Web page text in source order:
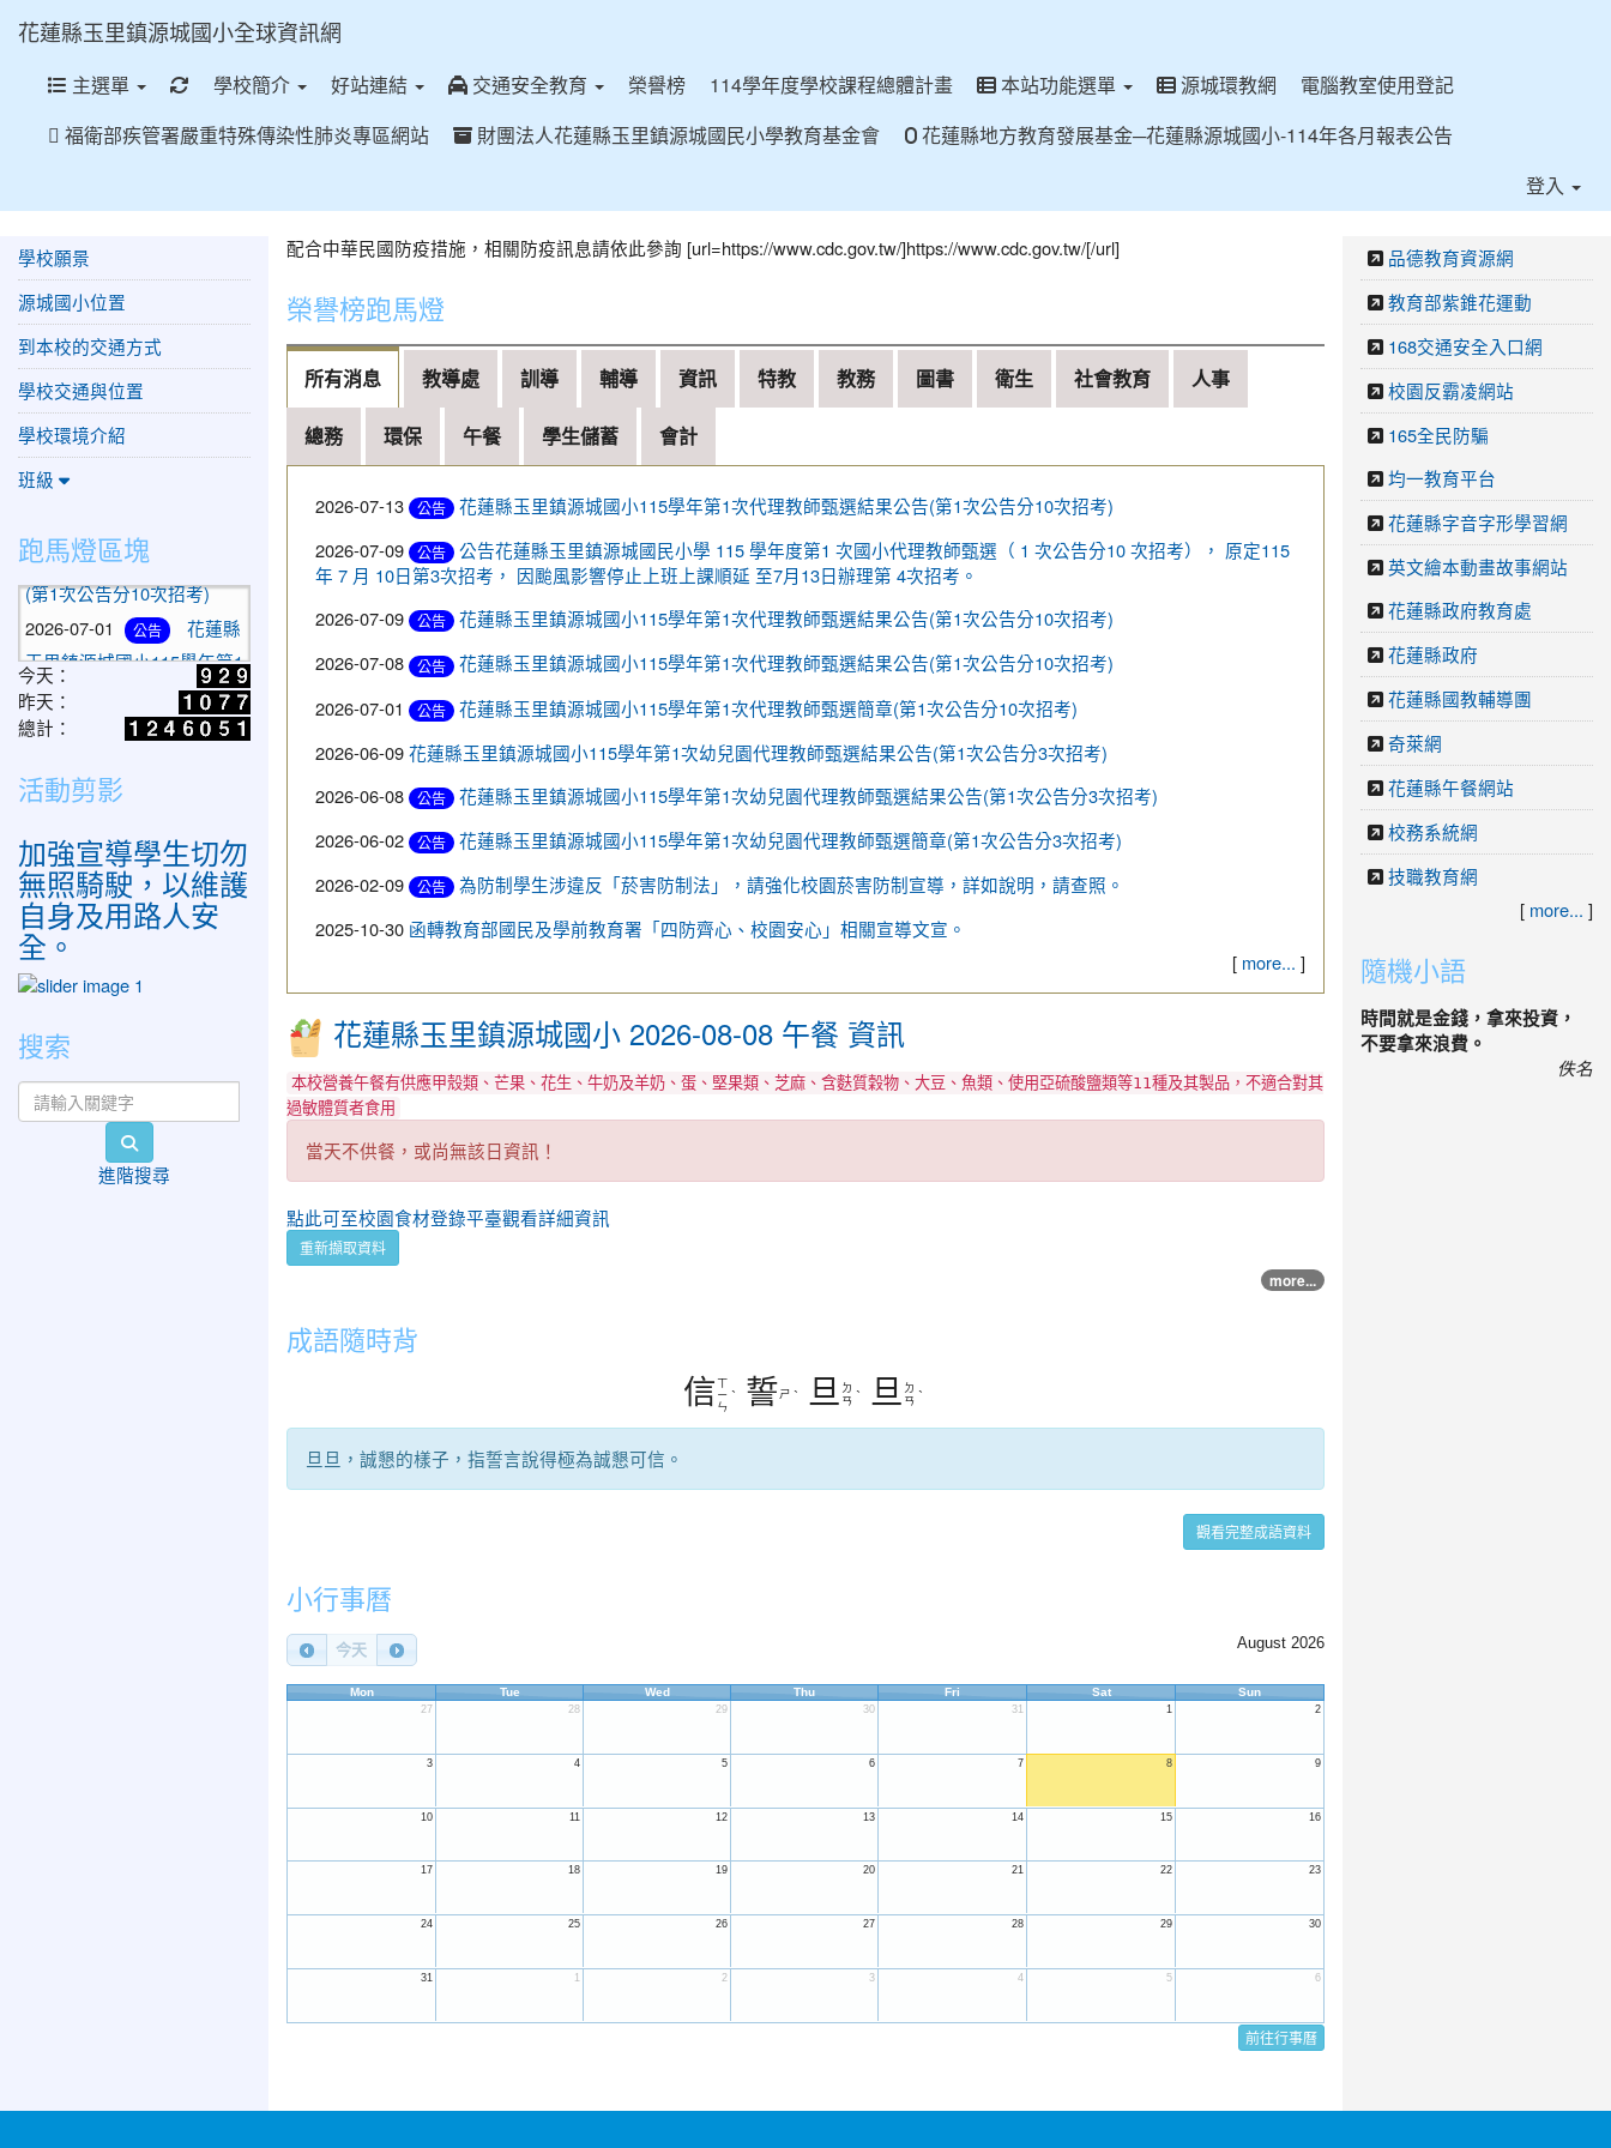
花蓮縣玉里鎮源城國小全球資訊網
主選單 重新取得佈景設定
學校簡介 好站連結 交通安全教育 榮譽榜 114學年度學校課程總體計畫 本站功能選單 源城環教網
電腦教室使用登記
福衛部疾管署嚴重特殊傳染性肺炎專區網站
財團法人花蓮縣玉里鎮源城國民小學教育基金會
花蓮縣地方教育發展基金─花蓮縣源城國小-114年各月報表公告
登入
配合中華民國防疫措施，相關防疫訊息請依此參詢 [url=https://www.cdc.gov.tw/]https://www.cdc.gov.tw/[/url]
榮譽榜跑馬燈
114年高爾夫競賽成績
所有消息 教導處 訓導 輔導 資訊 特教 教務 圖書 衛生 社會教育 人事
總務 環保 午餐 學生儲蓄 會計
2026-07-13 公告
花蓮縣玉里鎮源城國小115學年第1次代理教師甄選結果公告(第1次公告分10次招考)
2026-07-09
公告
公告花蓮縣玉里鎮源城國民小學 115 學年度第1 次國小代理教師甄選（ 1 次公告分10 次招考）， 原定115
年 7 月 10日第3次招考， 因颱風影響停止上班上課順延 至7月13日辦理第 4次招考。
2026-07-09
公告
花蓮縣玉里鎮源城國小115學年第1次代理教師甄選結果公告(第1次公告分10次招考)
2026-07-08
公告
花蓮縣玉里鎮源城國小115學年第1次代理教師甄選結果公告(第1次公告分10次招考)
2026-07-01
公告
花蓮縣玉里鎮源城國小115學年第1次代理教師甄選簡章(第1次公告分10次招考)
2026-06-09花蓮縣玉里鎮源城國小115學年第1次幼兒園代理教師甄選結果公告(第1次公告分3次招考)
2026-06-08
公告
花蓮縣玉里鎮源城國小115學年第1次幼兒園代理教師甄選結果公告(第1次公告分3次招考)
2026-06-02
公告
花蓮縣玉里鎮源城國小115學年第1次幼兒園代理教師甄選簡章(第1次公告分3次招考)
2026-02-09
公告
為防制學生涉違反「菸害防制法」，請強化校園菸害防制宣導，詳如說明，請查照。
2025-10-30 函轉教育部國民及學前教育署「四防齊心、校園安心」相關宣導文宣。
[ more... ]
花蓮縣玉里鎮源城國小 2026-08-08 午餐 資訊
本校營養午餐有供應甲殼類、芒果、花生、牛奶及羊奶、蛋、堅果類、芝麻、含麩質穀物、大豆、魚類、使用亞硫酸鹽類等11種及其製品，不適合對其
過敏體質者食用
當天不供餐，或尚無該日資訊！
點此可至校園食材登錄平臺觀看詳細資訊
重新擷取資料
more...
成語隨時背
信 ㄒ
ㄧ
ㄣ
ˋ 誓 ㄕ ˋ 旦
ㄉ
ㄢ ˋ 旦
ㄉ
ㄢ ˋ
旦旦，誠懇的樣子，指誓言說得極為誠懇可信。
觀看完整成語資料
小行事曆
今天 August 2026
Mon Tue Wed Thu Fri Sat Sun
27 28 29 30 31 1 2
3 4 5 6 7 8 9
10 11 12 13 14 15 16
17 18 19 20 21 22 23
24 25 26 27 28 29 30
31 1 2 3 4 5 6
前往行事曆
學校願景
源城國小位置
到本校的交通方式
學校交通與位置
學校環境介紹
班級
跑馬燈區塊
次代理教師甄選簡章(第1次
公告分10次招考)
2026-07-13
花蓮縣
次代理教師甄選結果公告
115 學年度第1 次國小代理
教師甄選（ 1 次公告分10
次招考）， 原定115 年 7
月 10日第3次招考， 因颱風
影響停止上班上課順延 至7
月13日辦理第 4次招考。
2026-07-09
公告
花蓮縣
玉里鎮源城國小115學年第1
次代理教師甄選結果公告
(第1次公告分10次招考)
玉里鎮源城國小115學年第1
次代理教師甄選結果公告
(第1次公告分10次招考)
2026-07-01
公告
花蓮縣
玉里鎮源城國小115學年第1
次代理教師甄選簡章(第1次
公告分10次招考)
今天：
昨天：
總計：
活動剪影
加強宣導學生切勿
無照騎駛，以維護
自身及用路人安
全。
搜索
search
進階搜尋
品德教育資源網
教育部紫錐花運動
168交通安全入口網
校園反霸凌網站
165全民防騙
均一教育平台
花蓮縣字音字形學習網
英文繪本動畫故事網站
花蓮縣政府教育處
花蓮縣政府
花蓮縣國教輔導團
奇萊網
花蓮縣午餐網站
校務系統網
技職教育網
[ more... ]
隨機小語
時間就是金錢，拿來投資，
不要拿來浪費。
佚名